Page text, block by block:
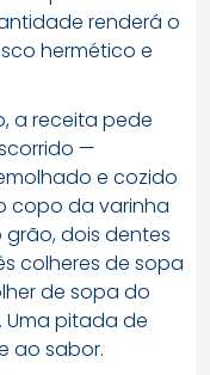
renderá o
hermético e
a receita pede
—
e cozido
copo da varinha
dois dentes
colheres de sopa
de sopa do
pitada de
ao sabor.